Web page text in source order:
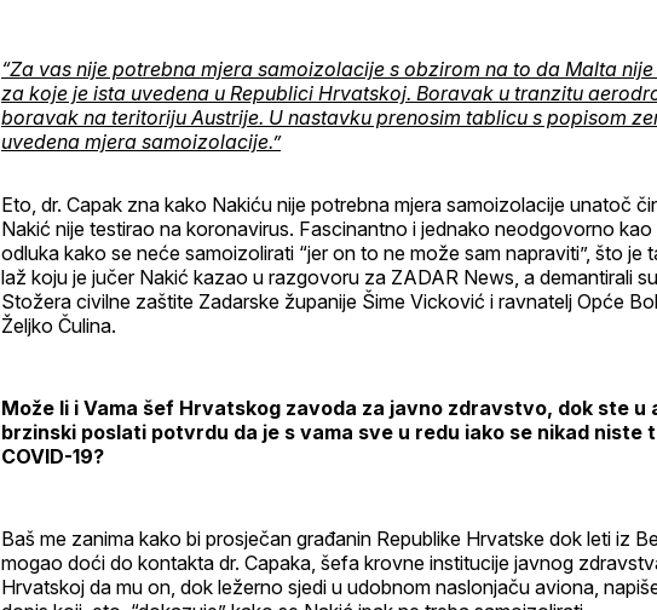
“Za vas nije potrebna mjera samoizolacije s obzirom na to da Malta
za koje je ista uvedena u Republici Hrvatskoj. Boravak u tranzitu
boravak na teritoriju Austrije. U nastavku prenosim tablicu s popisom
uvedena mjera samoizolacije.”
Eto, dr. Capak zna kako Nakiću nije potrebna mjera samoizolacije unatoč
Nakić nije testirao na koronavirus. Fascinantno i jednako neodgovorno
odluka kako se neće samoizolirati “jer on to ne može sam napraviti”, što je
laž koju je jučer Nakić kazao u razgovoru za ZADAR News, a demantirali
Stožera civilne zaštite Zadarske županije Šime Vicković i ravnatelj Opće
Željko Čulina.
Može li i Vama šef Hrvatskog zavoda za javno zdravstvo, dok ste u
brzinski poslati potvrdu da je s vama sve u redu iako se nikad niste
COVID-19?
Baš me zanima kako bi prosječan građanin Republike Hrvatske dok leti iz
mogao doći do kontakta dr. Capaka, šefa krovne institucije javnog
Hrvatskoj da mu on, dok ležerno sjedi u udobnom naslonjaču aviona,